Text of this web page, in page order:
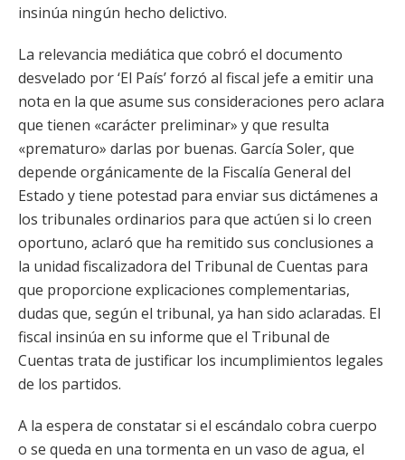
insinúa ningún hecho delictivo.
La relevancia mediática que cobró el documento
desvelado por ‘El País’ forzó al fiscal jefe a emitir una
nota en la que asume sus consideraciones pero aclara
que tienen «carácter preliminar» y que resulta
«prematuro» darlas por buenas. García Soler, que
depende orgánicamente de la Fiscalía General del
Estado y tiene potestad para enviar sus dictámenes a
los tribunales ordinarios para que actúen si lo creen
oportuno, aclaró que ha remitido sus conclusiones a
la unidad fiscalizadora del Tribunal de Cuentas para
que proporcione explicaciones complementarias,
dudas que, según el tribunal, ya han sido aclaradas. El
fiscal insinúa en su informe que el Tribunal de
Cuentas trata de justificar los incumplimientos legales
de los partidos.
A la espera de constatar si el escándalo cobra cuerpo
o se queda en una tormenta en un vaso de agua, el